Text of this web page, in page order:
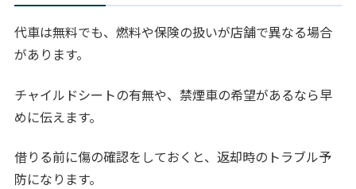
代車は無料でも、燃料や保険の扱いが店舗で異なる場合
があります。
チャイルドシートの有無や、禁煙車の希望があるなら早
めに伝えます。
借りる前に傷の確認をしておくと、返却時のトラブル予
防になります。